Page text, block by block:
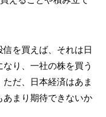
を買えば、それは日
り、一社の株を買う
だ、日本経済はあま
あまり期待できないか